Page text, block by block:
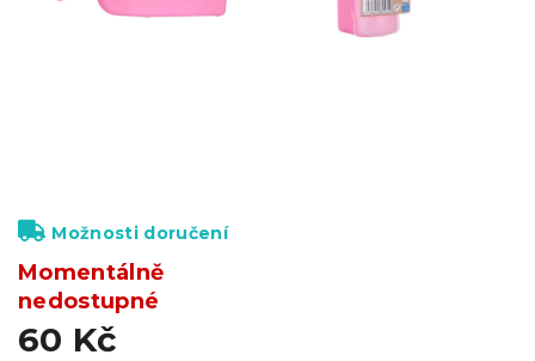
60 Kč
Momentálně
nedostupné
Možnosti doručení